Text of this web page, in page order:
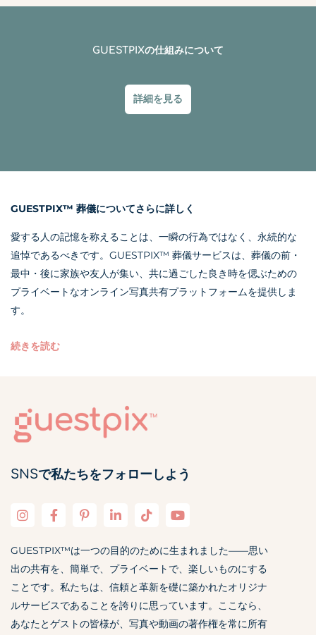
GUESTPIXの仕組みについて
詳細を見る
GUESTPIX™ 葬儀についてさらに詳しく
愛する人の記憶を称えることは、一瞬の行為ではなく、永続的な
追悼であるべきです。GUESTPIX™ 葬儀サービスは、葬儀の前・
最中・後に家族や友人が集い、共に過ごした良き時を偲ぶための
プライベートなオンライン写真共有プラットフォームを提供しま
す。
続きを読む
SNSで私たちをフォローしよう
GUESTPIX™は一つの目的のために生まれました——思い
出の共有を、簡単で、プライベートで、楽しいものにする
ことです。私たちは、信頼と革新を礎に築かれたオリジナ
ルサービスであることを誇りに思っています。ここなら、
あなたとゲストの皆様が、写真や動画の著作権を常に所有